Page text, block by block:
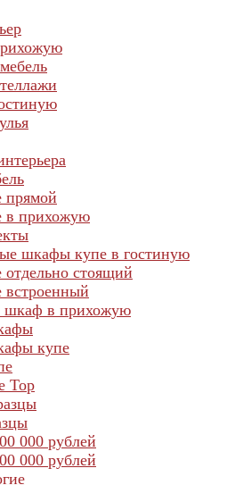
прихожую
шкафы купе в гостиную
стоящий
шкаф в прихожую
купе
Top
000 рублей
000 рублей